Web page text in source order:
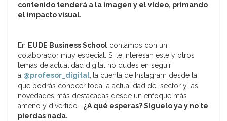
contenido tenderá a la imagen y el vídeo, primando
el impacto visual.
En EUDE Business School contamos con un
colaborador muy especial. Si te interesan este y otros
temas de actualidad digital no dudes en seguir
a @profesor_digital, la cuenta de Instagram desde la
que podrás conocer toda la actualidad del sector y las
novedades más destacadas desde un enfoque más
ameno y divertido . ¿A qué esperas? Síguelo ya y no te
pierdas nada.